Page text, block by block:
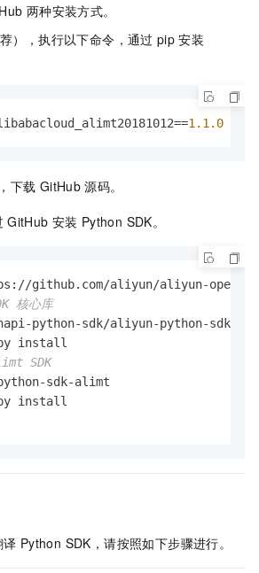
两种安装方式。
），执行以下命令，通过 pip 安装
1.1 .0
下载 GitHub 源码。
GitHub 安装 Python SDK。
核心库
python-sdk/aliyun-python-sdk-
SDK
sdk-alimt
install
Python SDK，请按照如下步骤进行。